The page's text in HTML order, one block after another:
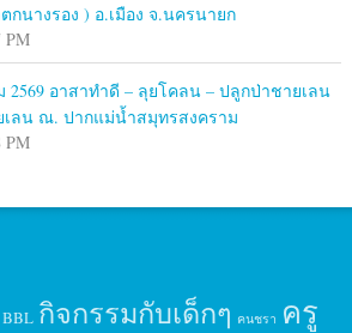
นางรอง ) อ.เมือง จ.นครนายก
PM
2569 อาสาทำดี – ลุยโคลน – ปลูกป่าชายเลน
เลน ณ. ปากแม่น้ำสมุทรสงคราม
PM
กิจกรรมกับเด็กๆ คนชรา ครู